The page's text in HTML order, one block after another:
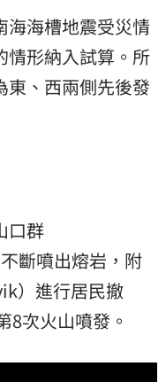
海海槽地震受災情
情形納入試算。所
東、西兩側先後發
口群
斷噴出熔岩，附
）進行居民撤
8次火山噴發。